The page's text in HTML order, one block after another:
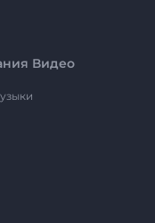
Видео